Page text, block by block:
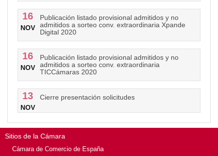
16
NOV
Publicación listado provisional admitidos y no
admitidos a sorteo conv. extraordinaria Xpande
Digital 2020
16
NOV
Publicación listado provisional admitidos y no
admitidos a sorteo conv. extraordinaria
TICCámaras 2020
13
NOV
Cierre presentación solicitudes
Sitios de la Cámara
Cámara de Comercio de España